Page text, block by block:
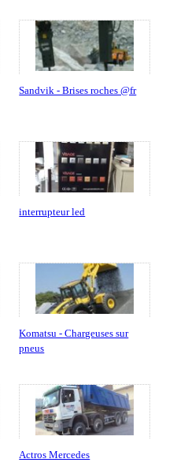
Sandvik - Brises roches @fr
interrupteur led
Komatsu - Chargeuses sur
pneus
Actros Mercedes